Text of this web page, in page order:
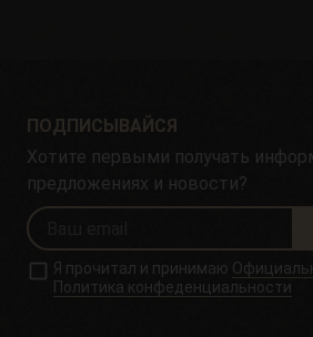
ПОДПИСЫВАЙСЯ
Хотите первыми получать
предложениях и новости?
Я прочитал и принимаю
Политика конфеденциальности